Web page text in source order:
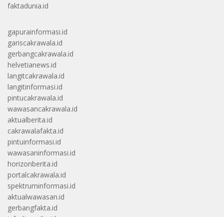
faktadunia.id
gapurainformasi.id
gariscakrawala.id
gerbangcakrawala.id
helvetianews.id
langitcakrawala.id
langitinformasi.id
pintucakrawala.id
wawasancakrawala.id
aktualberita.id
cakrawalafakta.id
pintuinformasi.id
wawasaninformasi.id
horizonberita.id
portalcakrawala.id
spektruminformasi.id
aktualwawasan.id
gerbangfakta.id